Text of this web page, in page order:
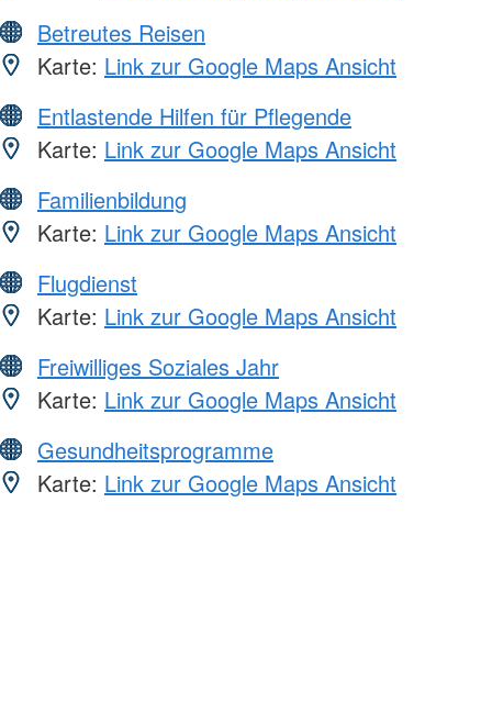
Betreutes Reisen
Karte: Link zur Google Maps Ansicht
Entlastende Hilfen für Pflegende
Karte: Link zur Google Maps Ansicht
Familienbildung
Karte: Link zur Google Maps Ansicht
Flugdienst
Karte: Link zur Google Maps Ansicht
Freiwilliges Soziales Jahr
Karte: Link zur Google Maps Ansicht
Gesundheitsprogramme
Karte: Link zur Google Maps Ansicht